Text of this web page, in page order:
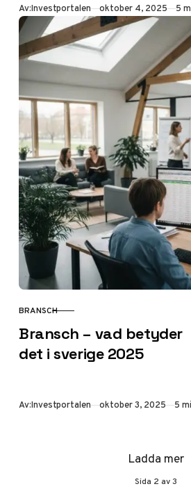
Av:Investportalen Publicerad
oktober 4, 2025 5
KATEGORI
BRANSCH
Bransch – vad betyder
det i sverige 2025
Av:Investportalen Publicerad
oktober 3, 2025 5
Sida 2 av3
Ladda mer